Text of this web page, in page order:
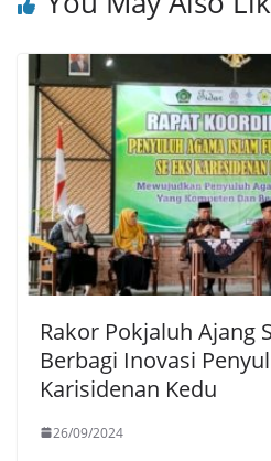
Rakor Pokjaluh Ajang
Berbagi Inovasi
Karisidenan Kedu
26/09/2024